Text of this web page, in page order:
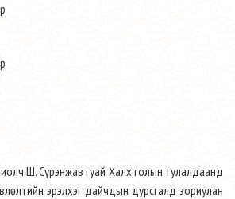
Ш. Сүрэнжав гуай Халх голын тулалдаанд
эрэлхэг дайчдын дурсгалд зориулан